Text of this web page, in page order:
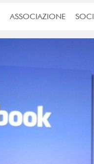
ASSOCIAZIONE SOCI